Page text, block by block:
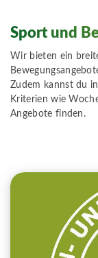
Sport und
Wir bieten ein
Zudem kannst du
Kriterien wie
Angebote finden.